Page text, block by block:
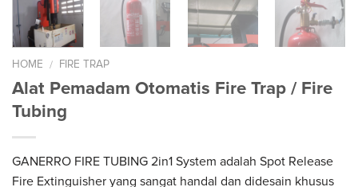
HOME / FIRE TRAP
Alat Pemadam Otomatis Fire Trap / Fire
Tubing
GANERRO FIRE TUBING 2in1 System adalah Spot Release
Fire Extinguisher yang sangat handal dan didesain khusus